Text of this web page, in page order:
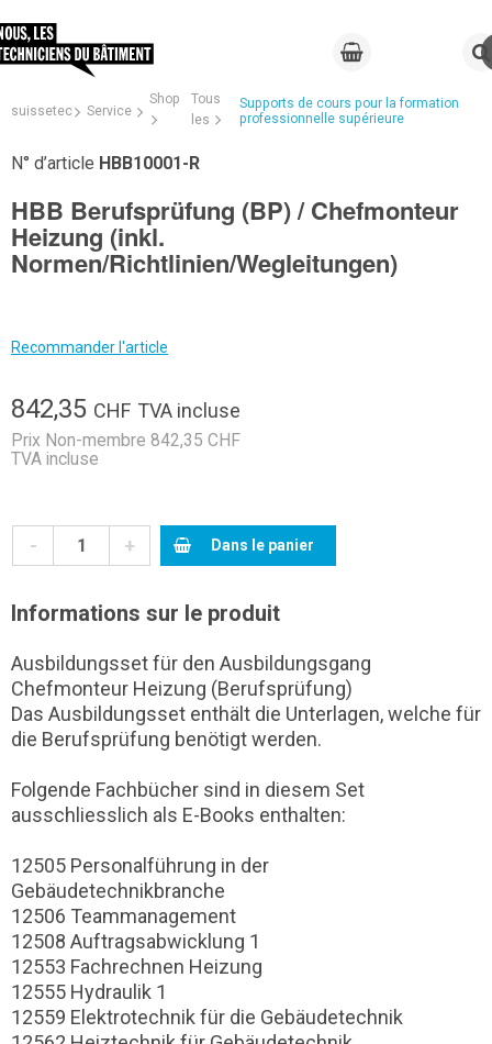
suissetec Service
Shop
Tous
les
Supports de cours pour la formation
professionnelle supérieure
N° d’article HBB10001-R
HBB Berufsprüfung (BP) / Chefmonteur
Heizung (inkl.
Normen/Richtlinien/Wegleitungen)
Recommander l'article
842,35 CHF TVA incluse
Prix Non-membre 842,35 CHF
TVA incluse
- + Dans le panier
Informations sur le produit
Ausbildungsset für den Ausbildungsgang
Chefmonteur Heizung (Berufsprüfung)
Das Ausbildungsset enthält die Unterlagen, welche für
die Berufsprüfung benötigt werden.
Folgende Fachbücher sind in diesem Set
ausschliesslich als E-Books enthalten:
12505 Personalführung in der
Gebäudetechnikbranche
12506 Teammanagement
12508 Auftragsabwicklung 1
12553 Fachrechnen Heizung
12555 Hydraulik 1
12559 Elektrotechnik für die Gebäudetechnik